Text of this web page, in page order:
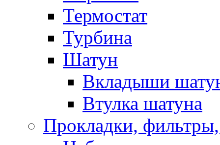
Термостат
Турбина
Шатун
Вкладыши
Втулка шатуна
Прокладки,